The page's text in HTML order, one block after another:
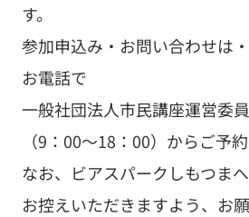
す。
参加申込み・お問い合わせは・
お電話で
一般社団法人市民講座運営委
（9：00～18：00）からご予約
なお、ビアスパークしもつま
お控えいただきますよう、お